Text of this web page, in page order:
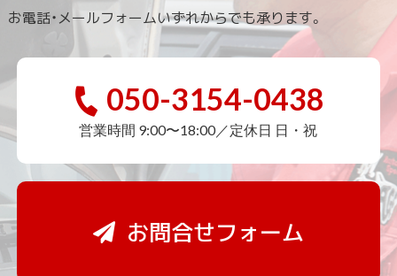
お電話・メールフォームいずれからでも承ります。
050-3154-0438
営業時間 9:00〜18:00／定休日 日・祝
お問合せフォーム